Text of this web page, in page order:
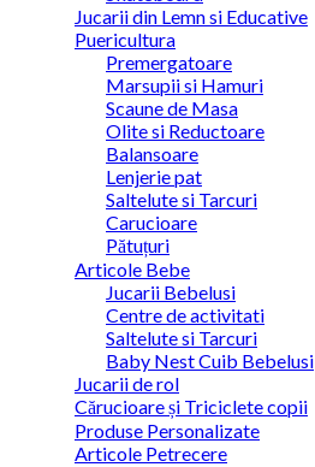
Jucarii din Lemn si Educative
Puericultura
Premergatoare
Marsupii si Hamuri
Scaune de Masa
Olite si Reductoare
Balansoare
Lenjerie pat
Saltelute si Tarcuri
Carucioare
Pătuțuri
Articole Bebe
Jucarii Bebelusi
Centre de activitati
Saltelute si Tarcuri
Baby Nest Cuib Bebelusi
Jucarii de rol
Cărucioare și Triciclete copii
Produse Personalizate
Articole Petrecere